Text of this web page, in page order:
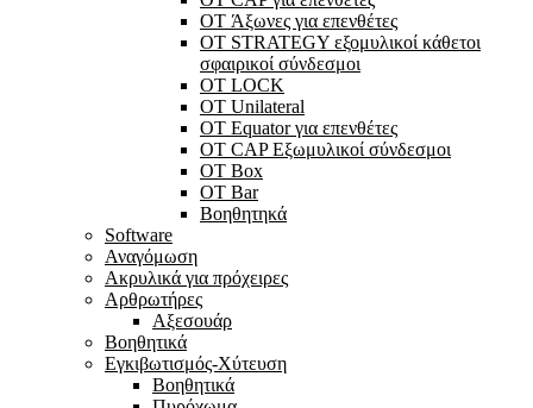
OT Άξωνες για επενθέτες
OT STRATEGY εξομυλικοί κάθετοι
σφαιρικοί σύνδεσμοι
OT LOCK
OT Unilateral
OT Equator για επενθέτες
OT CAP Εξωμυλικοί σύνδεσμοι
OT Box
OT Bar
Bοηθητηκά
Software
Αναγόμωση
Ακρυλικά για πρόχειρες
Αρθρωτήρες
Αξεσουάρ
Βοηθητικά
Εγκιβωτισμός-Xύτευση
Βοηθητικά